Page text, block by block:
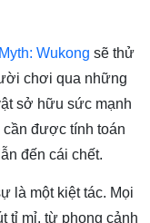
Wukong sẽ thử
chơi qua những
sở hữu sức mạnh
được tính toán
đến cái chết.
là một kiệt tác. Mọi
tỉ mỉ, từ phong cảnh